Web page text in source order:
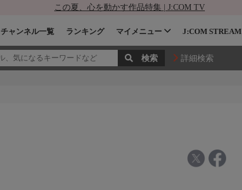
この夏、心を動かす作品特集 | J:COM TV
チャンネル一覧 ランキング マイメニュー J:COM STREAM
詳細検索